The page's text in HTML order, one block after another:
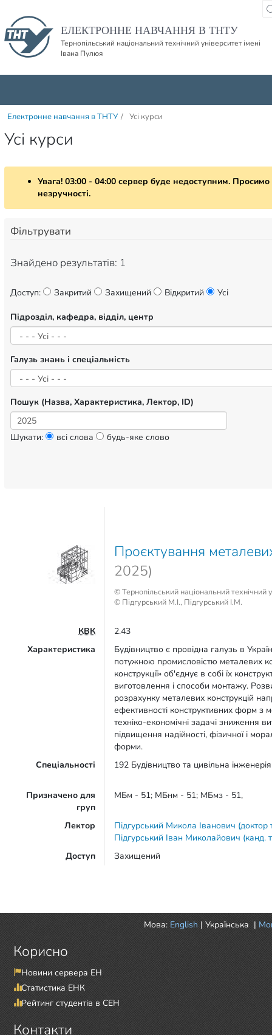
ЕЛЕКТРОННЕ НАВЧАННЯ В ТНТУ
Тернопільський національний технічний університет імені
Івана Пулюя
Електронне навчання в ТНТУ / Усі курси
Усі курси
Увага! 03:00 - 04:00 сервер буде недоступним. Просимо
незручності.
Фільтрувати
Знайдено результатів: 1
Доступ: Закритий Захищений Відкритий Усі
Підрозділ, кафедра, відділ, центр
Галузь знань і спеціальність
Пошук (Назва, Характеристика, Лектор, ID)
Шукати: всі слова будь-яке слово
Проєктування
2025)
© Тернопільський національний технічний
© Підгурський М.І., Підгурський І.М.
КВК
2.43
Характеристика
Будівництво є провідна галузь в
потужною промисловістю металевих
конструкції» об'єднує в собі їх
виготовлення і способи монтажу.
розрахунку металевих конструкцій
ефективності конструктивних форм з
техніко-економічні задачі зниження
підвищення надійності, фізичної і
форми.
Спеціальності
192 Будівництво та цивільна інженерія
Призначено для
груп
МБм - 51; МБнм - 51; МБмз - 51,
Лектор
Підгурський Микола Іванович
Підгурський Іван Миколайович (канд.
Доступ
Захищений
Мова: English | Українська |
Корисно
Новини сервера ЕН
Статистика ЕНК
Рейтинг студентів в СЕН
Контакти